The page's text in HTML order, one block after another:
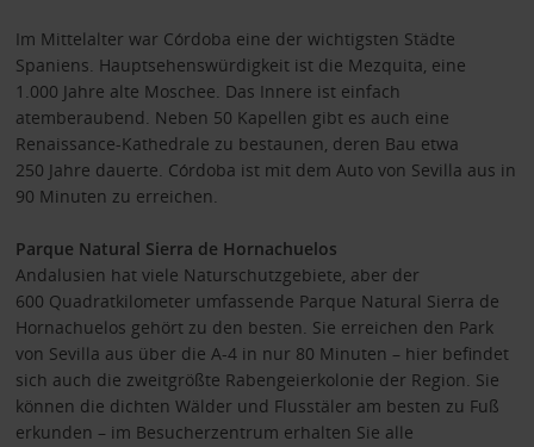
Im Mittelalter war Córdoba eine der wichtigsten Städte
Spaniens. Hauptsehenswürdigkeit ist die Mezquita, eine
1.000 Jahre alte Moschee. Das Innere ist einfach
atemberaubend. Neben 50 Kapellen gibt es auch eine
Renaissance-Kathedrale zu bestaunen, deren Bau etwa
250 Jahre dauerte. Córdoba ist mit dem Auto von Sevilla aus in
90 Minuten zu erreichen.
Parque Natural Sierra de Hornachuelos
Andalusien hat viele Naturschutzgebiete, aber der
600 Quadratkilometer umfassende Parque Natural Sierra de
Hornachuelos gehört zu den besten. Sie erreichen den Park
von Sevilla aus über die A-4 in nur 80 Minuten – hier befindet
sich auch die zweitgrößte Rabengeierkolonie der Region. Sie
können die dichten Wälder und Flusstäler am besten zu Fuß
erkunden – im Besucherzentrum erhalten Sie alle